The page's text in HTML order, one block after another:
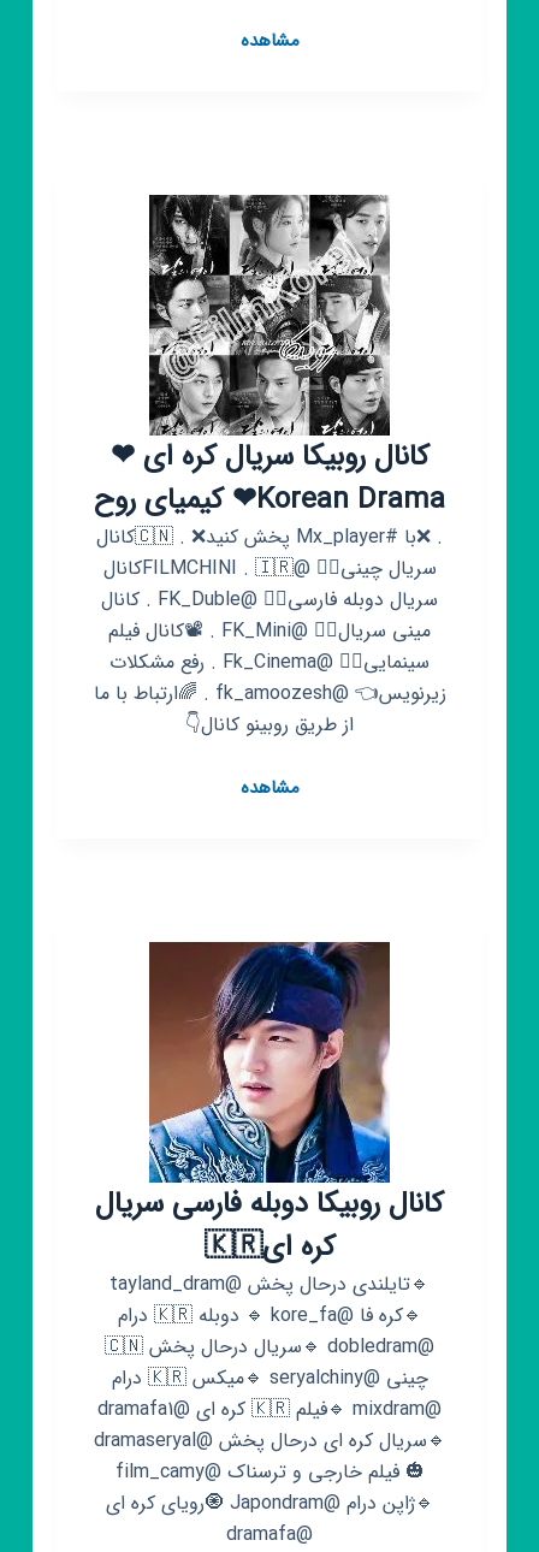
مشاهدهکانال
فیلم
سینمایی
🥳
کانال روبیکا سریال کره ای ❤
Korean Drama❤ کیمیای روح
. ❌با #Mx_player پخش کنید❌ . 🇨🇳کانال
سریال چینی👈🏻 @FILMCHINI . 🇮🇷کانال
سریال دوبله فارسی👈🏻 @FK_Duble . کانال
مینی سریال👈🏻 @FK_Mini . 📽کانال فیلم
سینمایی👈🏻 @Fk_Cinema . رفع مشکلات
زیرنویس👈 @fk_amoozesh . 🌈ارتباط با ما
از طریق روبینو کانال👇
مشاهدهکانال
Korean
Drama
❤
کیمیای
روح
کانال روبیکا دوبله فارسی سریال
کره ای🇰🇷
🔹تایلندی درحال پخش @tayland_dram
🔹کره فا @kore_fa 🔹 دوبله 🇰🇷 درام
@dobledram 🔹سریال درحال پخش 🇨🇳
چینی @seryalchiny 🔹میکس 🇰🇷 درام
@mixdram 🔹فیلم 🇰🇷 کره ای @dramafa1
🔹سریال کره ای درحال پخش @dramaseryal
🎃 فیلم خارجی و ترسناک @film_camy
🔹ژاپن درام @Japondram 🧿رویای کره ای
@dramafa